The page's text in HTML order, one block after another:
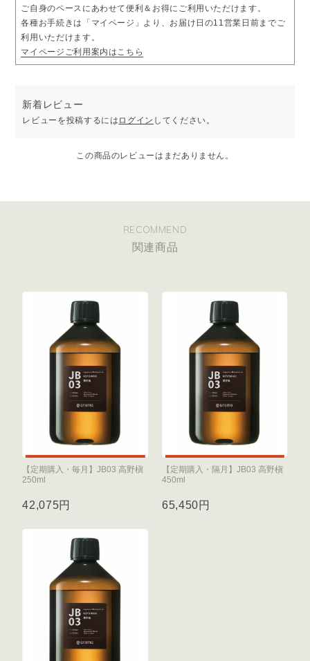
ご自身のペースにあわせて便利＆お得にご利用いただけます。
各種お手続きは「マイページ」より、お届け日の11営業日前までご
利用いただけます。
マイページご利用案内はこちら
新着レビュー
レビューを投稿するには ログイン してください。
この商品のレビューはまだありません。
RECOMMEND
関連商品
【定期購入・毎月】JB03 高野槇
250ml
42,075円
【定期購入・隔月】JB03 高野槇
450ml
65,450円